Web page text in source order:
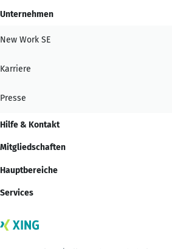
Unternehmen
New Work SE
Karriere
Presse
Hilfe & Kontakt
Mitgliedschaften
Hauptbereiche
Services